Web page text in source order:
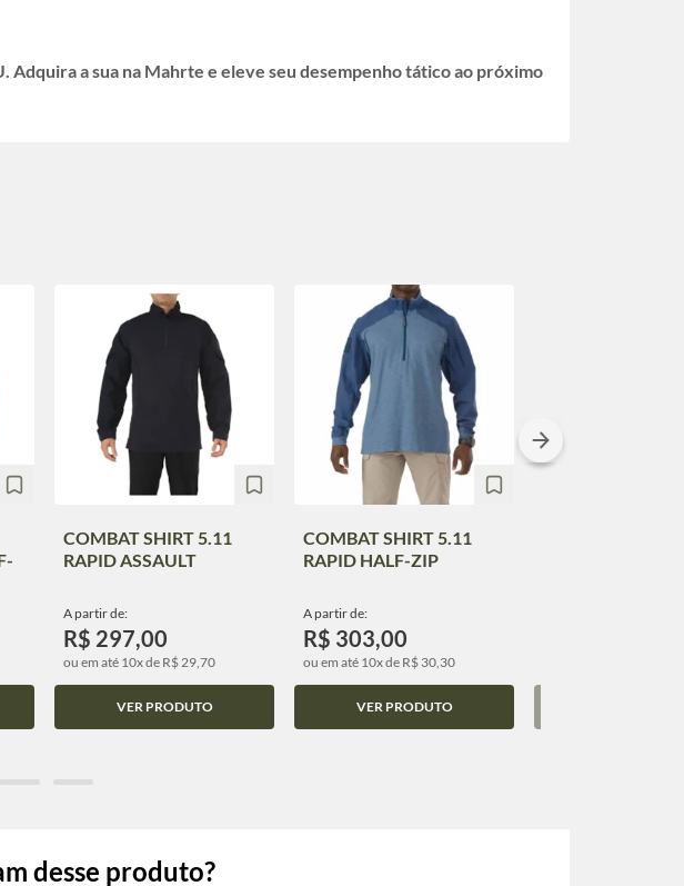
Adquira a sua na Mahrte e eleve seu desempenho tático ao próximo
COMBAT SHIRT 5.11
RAPID ASSAULT
A partir de:
R$ 297,00
ou em até 10x de R$ 29,70
VER PRODUTO
COMBAT SHIRT 5.11
RAPID HALF-ZIP
A partir de:
R$ 303,00
ou em até 10x de R$ 30,30
VER PRODUTO
desse produto?